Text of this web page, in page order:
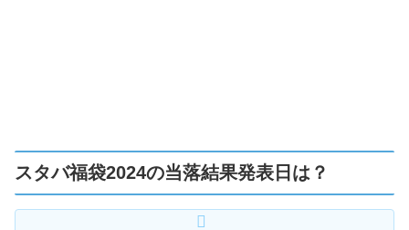
スタバ福袋2024の当落結果発表日は？